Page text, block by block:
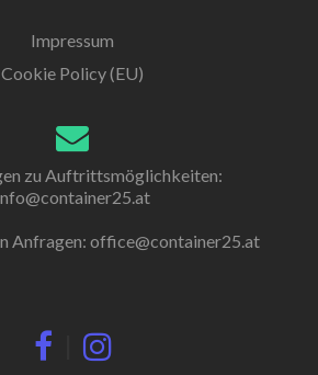
Impressum
Cookie Policy (EU)
zu Auftrittsmöglichkeiten:
Anfragen: office@container25.at